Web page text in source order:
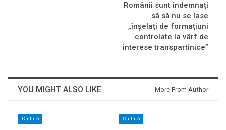
Românii sunt îndemnați
să să nu se lase
„înșelați de formațiuni
controlate la vârf de
interese transpartinice”
YOU MIGHT ALSO LIKE More From Author
Cultură Cultură